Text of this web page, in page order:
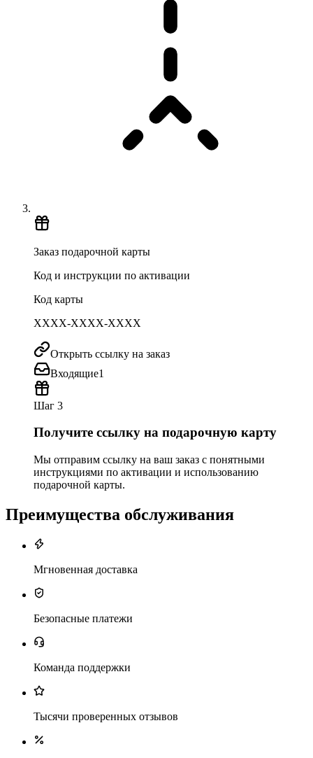
Заказ подарочной карты
Код и инструкции по активации
Код карты
XXXX-XXXX-XXXX
Открыть ссылку на заказ
Входящие1
Шаг 3
Получите ссылку на подарочную карту
Мы отправим ссылку на ваш заказ с понятными
инструкциями по активации и использованию
подарочной карты.
Преимущества обслуживания
Мгновенная доставка
Безопасные платежи
Команда поддержки
Тысячи проверенных отзывов